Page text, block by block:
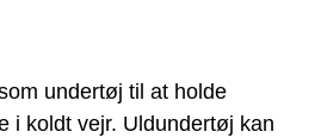
undertøj til at holde
i koldt vejr. Uldundertøj kan